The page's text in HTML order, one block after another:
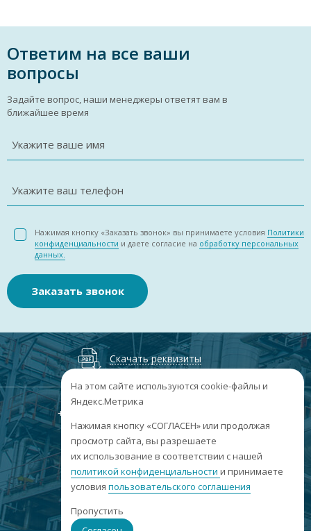
Ответим на все ваши
вопросы
Задайте вопрос, наши менеджеры ответят вам в
ближайшее время
Укажите ваше имя
Укажите ваш телефон
Нажимая кнопку «Заказать звонок» вы принимаете условия Политики
конфиденциальности и даете согласие на обработку персональных
данных.
Заказать звонок
Скачать реквизиты
+7
г. Барнаул, пр. Ленина, 158А, Н1/204
пн-пт: 09:00-17:00
сб-вс: выходные
info@sibar22.ru
На этом сайте используются cookie-файлы и
Яндекс.Метрика
Нажимая кнопку «СОГЛАСЕН» или продолжая
просмотр сайта, вы разрешаете
их использование в соответствии с нашей
политикой конфиденциальности и принимаете
условия пользовательского соглашения
Пропустить